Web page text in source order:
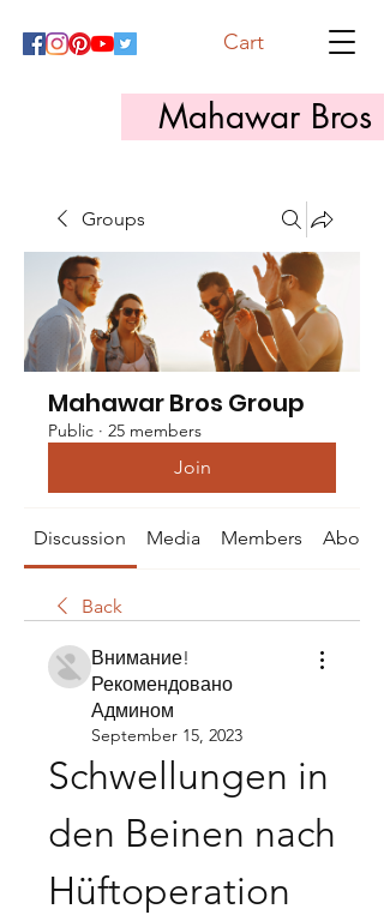
Mahawar Bros
Cart
Groups
Mahawar Bros Group
Public · 25 members
Join
Discussion Media Members About
Back
Внимание!
Рекомендовано
Админом
September 15, 2023
Schwellungen in
den Beinen nach
Hüftoperation